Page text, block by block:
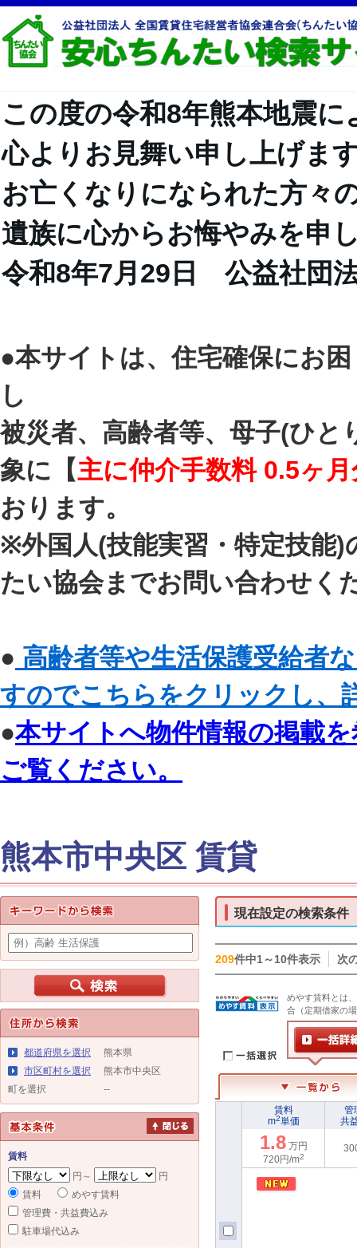
この度の令和8年熊本地震
心よりお見舞い申し上げま
お亡くなりになられた方々
遺族に心からお悔やみを申
令和8年7月29日 公益社団
●本サイトは、住宅確保にお
し
被災者、高齢者等、母子(ひと
象に【主に仲介手数料 0.5ヶ
おります。
※外国人(技能実習・特定技能
たい協会までお問い合わせく
● 高齢者等や生活保護受給者
すのでこちらをクリックし、
●本サイトへ物件情報の掲載
ご覧ください。
熊本市中央区 賃貸
都道府県を選択
熊本県
市区町村を選択
熊本市中央区
町を選択
--
賃料
円～
円
賃料
めやす賃料
管理費・共益費込み
駐車場代込み
現在設定の検索条件
209件中1～10件表示 次
めやす賃料とは
合（定期借家の
賃料
m2単価
管
共
1.8 万円
720円/m2